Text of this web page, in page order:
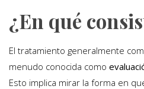
¿En qué
El tratamiento generalmente
menudo conocida como
Esto implica mirar la forma en